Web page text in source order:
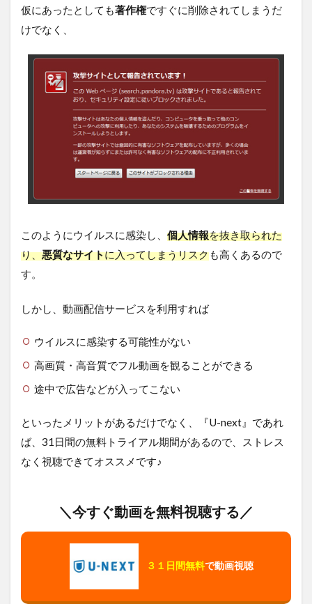
仮にあったとしても著作権ですぐに削除されてしまうだ
けでなく、
このようにウイルスに感染し、 個人情報を抜き取られた
り、悪質なサイトに入ってしまうリスクも高くあるので
す。
しかし、動画配信サービスを利用すれば
ウイルスに感染する可能性がない
高画質・高音質でフル動画を観ることができる
途中で広告などが入ってこない
といったメリットがあるだけでなく、『U-next』であれ
ば、31日間の無料トライアル期間があるので、ストレス
なく視聴できてオススメです♪
＼今すぐ動画を無料視聴する／
３１日間無料で動画視聴